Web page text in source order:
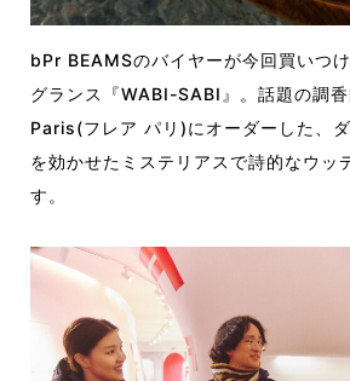
bPr BEAMSのバイヤーが今回買いつ
グランス『WABI-SABI』。話題の調
Paris(フレア パリ)にオーダーした、
を効かせたミステリアスで詩的なウッ
す。